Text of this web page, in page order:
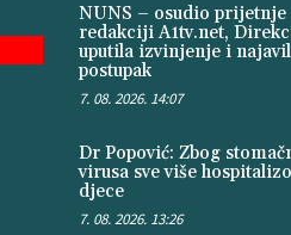
NUNS – osudio prijetnje
redakciji A1tv.net,
uputila izvinjenje i
postupak
7. 08. 2026. 14:07
Dr Popović: Zbog
virusa sve više
djece
7. 08. 2026. 13:26